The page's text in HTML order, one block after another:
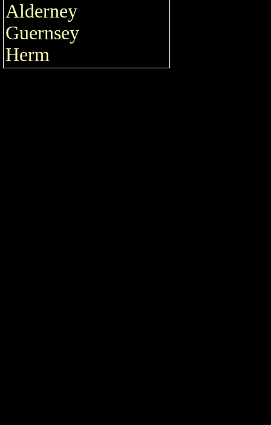
Alderney
Guernsey
Herm